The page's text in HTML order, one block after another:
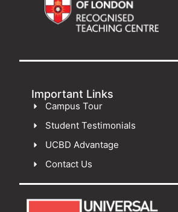
Important Links
Campus Tour
Student Testimonials
UCBD Advantage
Contact Us